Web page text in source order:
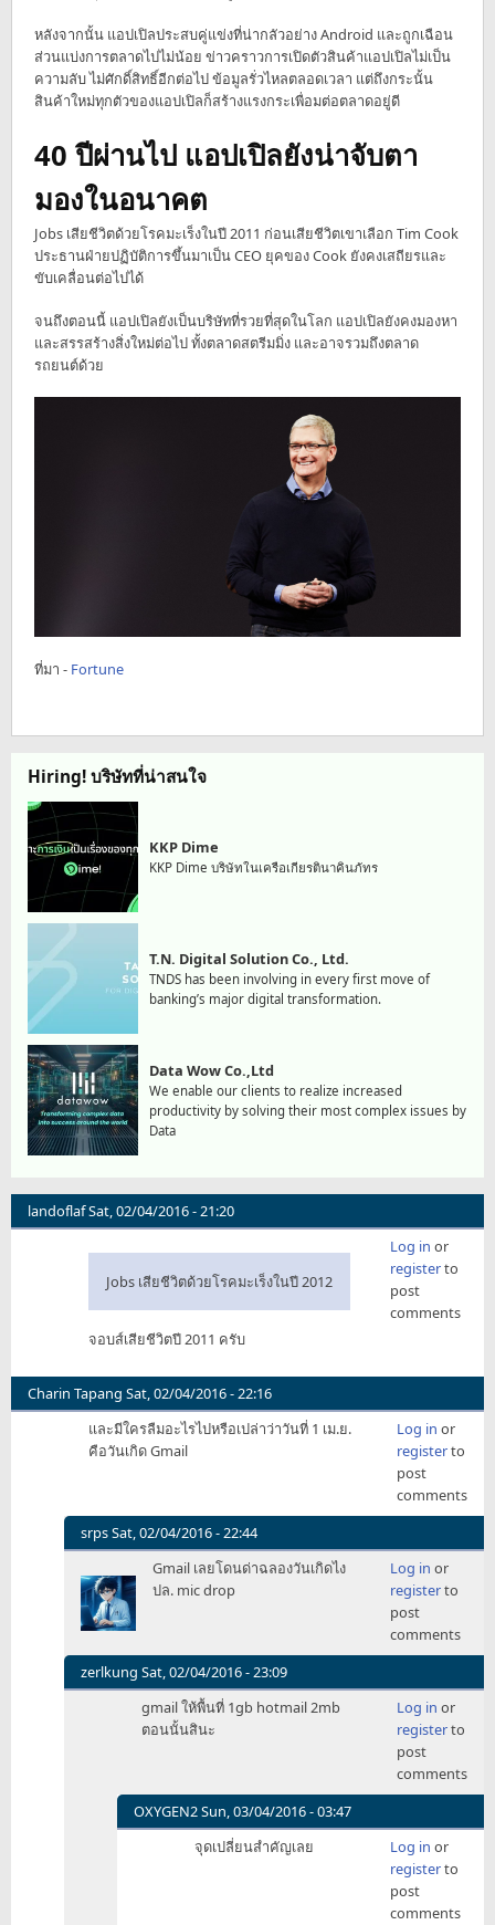
หลังจากนั้น แอปเปิลประสบคู่แข่งที่น่ากลัวอย่าง Android และถูกเฉือน
ส่วนแบ่งการตลาดไปไม่น้อย ข่าวคราวการเปิดตัวสินค้าแอปเปิลไม่เป็น
ความลับ ไม่ศักดิ์สิทธิ์อีกต่อไป ข้อมูลรั่วไหลตลอดเวลา แต่ถึงกระนั้น
สินค้าใหม่ทุกตัวของแอปเปิลก็สร้างแรงกระเพื่อมต่อตลาดอยู่ดี
40 ปีผ่านไป แอปเปิลยังน่าจับตา
มองในอนาคต
Jobs เสียชีวิตด้วยโรคมะเร็งในปี 2011 ก่อนเสียชีวิตเขาเลือก Tim Cook
ประธานฝ่ายปฏิบัติการขึ้นมาเป็น CEO ยุคของ Cook ยังคงเสถียรและ
ขับเคลื่อนต่อไปได้
จนถึงตอนนี้ แอปเปิลยังเป็นบริษัทที่รวยที่สุดในโลก แอปเปิลยังคงมองหา
และสรรสร้างสิ่งใหม่ต่อไป ทั้งตลาดสตรีมมิ่ง และอาจรวมถึงตลาด
รถยนต์ด้วย
ที่มา - Fortune
Hiring! บริษัทที่น่าสนใจ
KKP Dime
KKP Dime บริษัทในเครือเกียรตินาคินภัทร
T.N. Digital Solution Co., Ltd.
TNDS has been involving in every first move of
banking’s major digital transformation.
Data Wow Co.,Ltd
We enable our clients to realize increased
productivity by solving their most complex issues by
Data
landoflafSat, 02/04/2016 - 21:20
Jobs เสียชีวิตด้วยโรคมะเร็งในปี 2012
จอบส์เสียชีวิตปี 2011 ครับ
Log in or
registerto
post
comments
Charin Tapang Sat, 02/04/2016 - 22:16
และมีใครลืมอะไรไปหรือเปล่าว่าวันที่ 1 เม.ย.
คือวันเกิด Gmail
Log in or
registerto
post
comments
srpsSat, 02/04/2016 - 22:44
In
reply
to
และ
ใคร
ลืม
Gmail เลยโดนด่าฉลองวันเกิดไง
ปล. mic drop
Log in or
registerto
post
comments
zerlkung Sat, 02/04/2016 - 23:09
In
gmail ให้พื้นที่ 1gb hotmail 2mb
ตอนนั้นสินะ
Log in or
registerto
post
comments
OXYGEN2Sun, 03/04/2016 - 03:47
In
จุดเปลี่ยนสำคัญเลย Log in or
registerto
post
comments